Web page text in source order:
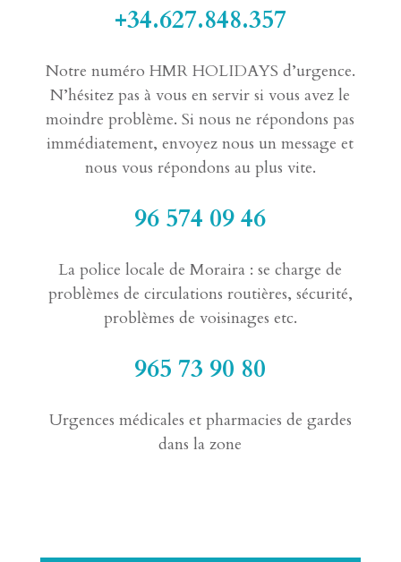
+34.627.848.357
Notre numéro HMR HOLIDAYS d’urgence.
N’hésitez pas à vous en servir si vous avez le
moindre problème. Si nous ne répondons pas
immédiatement, envoyez nous un message et
nous vous répondons au plus vite.
96 574 09 46
La police locale de Moraira : se charge de
problèmes de circulations routières, sécurité,
problèmes de voisinages etc.
965 73 90 80
Urgences médicales et pharmacies de gardes
dans la zone